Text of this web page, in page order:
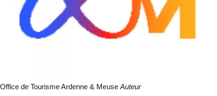
Office de Tourisme Ardenne & Meuse Auteur